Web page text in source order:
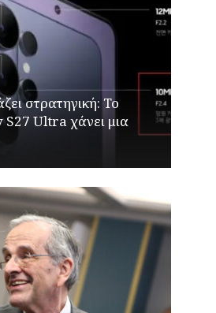
στρατηγική: Το
Ultra χάνει μια